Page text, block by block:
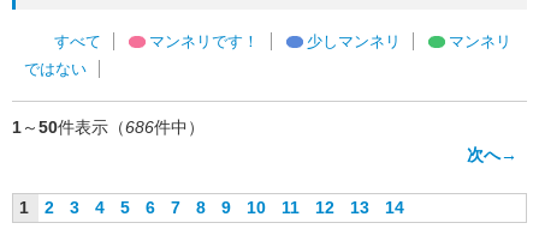
すべて マンネリです！ 少しマンネリ
マンネリ
ではない
1～50件表示（686件中）
次へ→
1 2 3 4 5 6 7 8 9 10 11 12 13 14